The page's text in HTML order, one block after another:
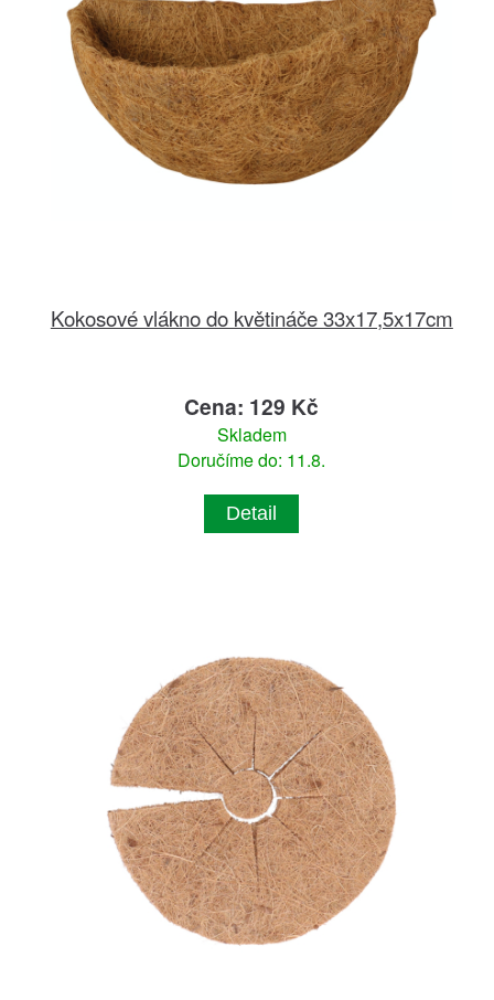
Kokosové vlákno do květináče 33x17,5x17cm
Cena: 129 Kč
Skladem
Doručíme do: 11.8.
Detail